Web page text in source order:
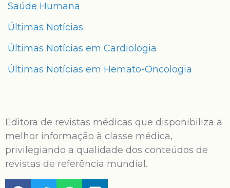
Saúde Humana
Últimas Notícias
Últimas Notícias em Cardiologia
Últimas Notícias em Hemato-Oncologia
Editora de revistas médicas que disponibiliza a
melhor informação à classe médica,
privilegiando a qualidade dos conteúdos de
revistas de referência mundial.